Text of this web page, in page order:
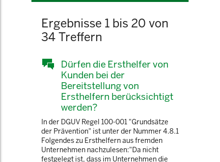
Ergebnisse 1 bis 20 von
34 Treffern
Dürfen die Ersthelfer von
Kunden bei der
Bereitstellung von
Ersthelfern berücksichtigt
werden?
In der DGUV Regel 100-001 "Grundsätze
der Prävention" ist unter der Nummer 4.8.1
Folgendes zu Ersthelfern aus fremden
Unternehmen nachzulesen:"Da nicht
festgelegt ist, dass im Unternehmen die